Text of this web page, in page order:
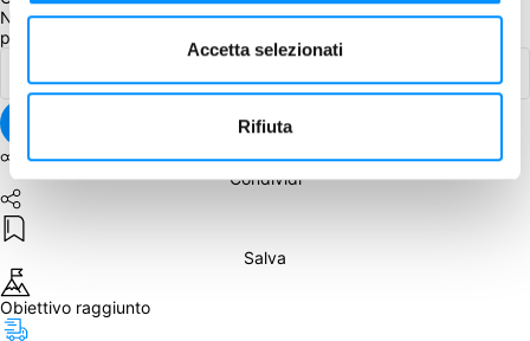
Accetta selezionati
Rifiuta
Non ci sono ancora commenti sotto questo post. Commenta per
primo!
Condividi
Salva
Obiettivo raggiunto